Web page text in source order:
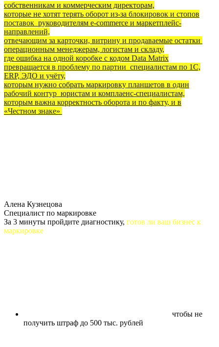
собственникам и коммерческим директорам,
которые не хотят терять оборот из-за блокировок и стопов
поставок руководителям e-commerce и маркетплейс-
направлений,
отвечающим за карточки, витрину и продаваемые остатки
операционным менеджерам, логистам и складу,
где ошибка на одной коробке с кодом Data Matrix
превращается в проблему по партии специалистам по 1С,
ERP, ЭДО и учёту,
которым нужно собрать маркировку планшетов в один
рабочий контур юристам и комплаенс-специалистам,
которым важна корректность оборота и по факту, и в
«Честном знаке»
Алена Кузнецова
Специалист по маркировке
За 3 минуты пройдите диагностику, готов ли ваш бизнес к
маркировке
чтобы не
получить штраф до 500 тыс. рублей